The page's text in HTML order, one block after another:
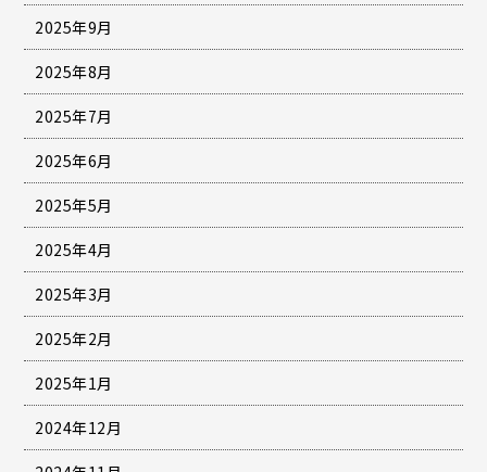
2025年9月
2025年8月
2025年7月
2025年6月
2025年5月
2025年4月
2025年3月
2025年2月
2025年1月
2024年12月